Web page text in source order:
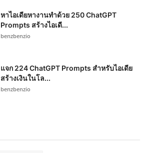
หาไอเดียหางานทำด้วย 250 ChatGPT
Prompts สร้างไอเดี...
benzbenzio
แจก 224 ChatGPT Prompts สำหรับไอเดีย
สร้างเงินในโล...
benzbenzio